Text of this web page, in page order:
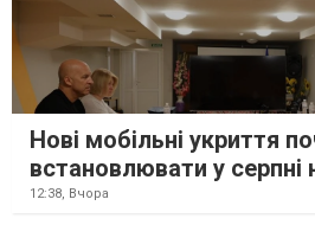
Нові мобільні укриття
встановлювати у серпні
12:38, Вчора